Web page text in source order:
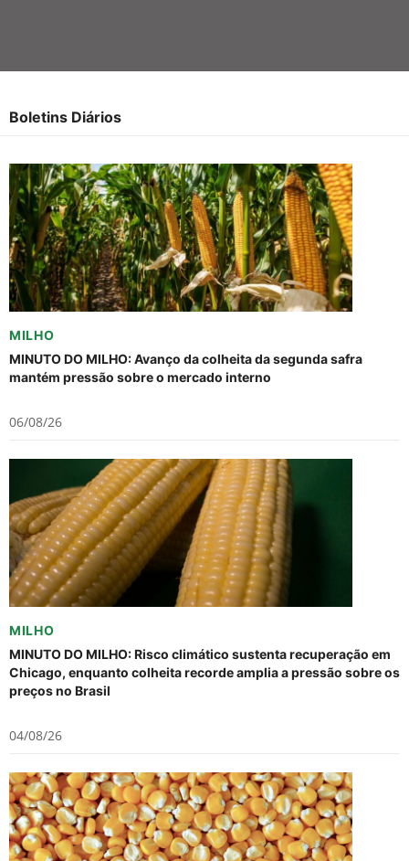
Boletins Diários
MILHO
MINUTO DO MILHO: Avanço da colheita da segunda safra
mantém pressão sobre o mercado interno
06/08/26
MILHO
MINUTO DO MILHO: Risco climático sustenta recuperação em
Chicago, enquanto colheita recorde amplia a pressão sobre os
preços no Brasil
04/08/26